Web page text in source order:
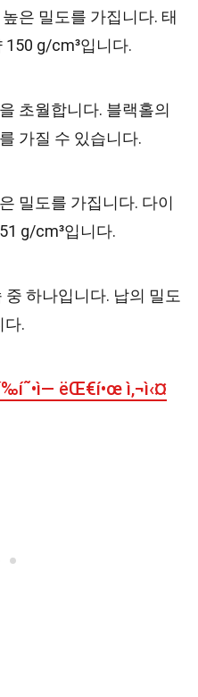
은 밀도를 가집니다. 태
150 g/cm³입니다.
초월합니다. 블랙홀의
가질 수 있습니다.
밀도를 가집니다. 다이
g/cm³입니다.
하나입니다. 납의 밀도
다.
ëŒ€í•œ ì‚¬ì‹¤